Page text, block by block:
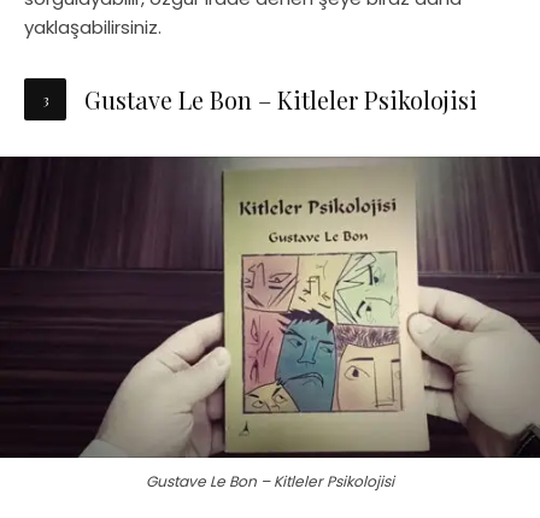
yaklaşabilirsiniz.
Gustave Le Bon – Kitleler Psikolojisi
Gustave Le Bon – Kitleler Psikolojisi